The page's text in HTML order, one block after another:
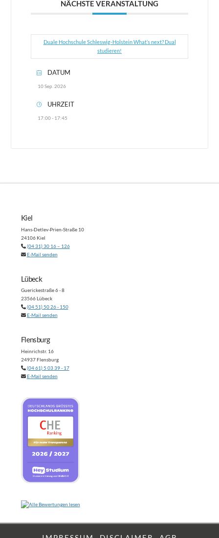
NÄCHSTE VERANSTALTUNG
Duale Hochschule Schleswig-Holstein What’s next? Dual
studieren!
DATUM
10 Sep. 2026
UHRZEIT
17:00 - 17:45
Kiel
Hans-Detlev-Prien-Straße 10
24106 Kiel
(04 31) 30 16 – 126
E-Mail senden
Lübeck
Guerickestraße 6 - 8
23566 Lübeck
(04 51) 50 26 - 150
E-Mail senden
Flensburg
Heinrichstr. 16
24937 Flensburg
(04 61) 5 03 39 - 17
E-Mail senden